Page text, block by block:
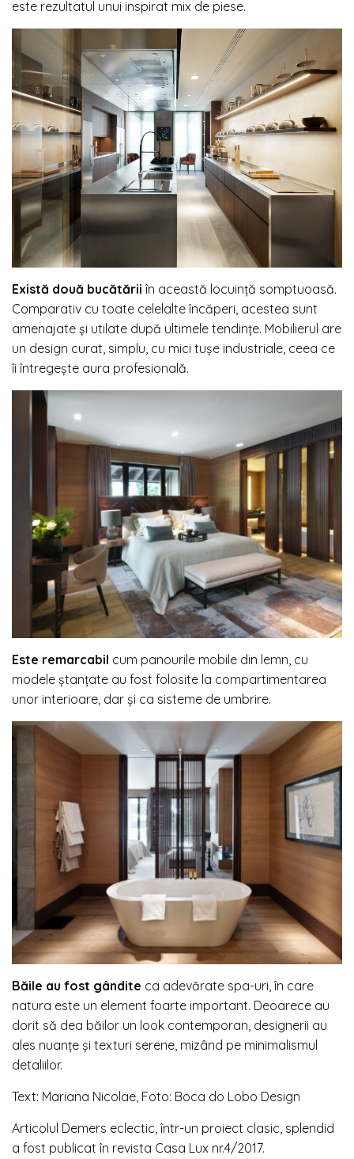
este rezultatul unui inspirat mix de piese.
Există două bucătăriiîn această locuință somptuoasă.
Comparativ cu toate celelalte încăperi, acestea sunt
amenajate și utilate după ultimele tendințe. Mobilierul are
un design curat, simplu, cu mici tușe industriale, ceea ce
îi întregește aura profesională.
Este remarcabil cum panourile mobile din lemn, cu
modele ștanțate au fost folosite la compartimentarea
unor interioare, dar și ca sisteme de umbrire.
Băile au fost gândite ca adevărate spa-uri, în care
natura este un element foarte important. Deoarece au
dorit să dea băilor un look contemporan, designerii au
ales nuanțe și texturi serene, mizând pe minimalismul
detaliilor.
Text: Mariana Nicolae, Foto: Boca do Lobo Design
Articolul Demers eclectic, într-un proiect clasic, splendid
a fost publicat în revista Casa Lux nr.4/2017.